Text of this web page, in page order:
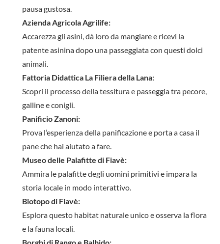
pausa gustosa.
Azienda Agricola Agrilife:
Accarezza gli asini, dà loro da mangiare e ricevi la
patente asinina dopo una passeggiata con questi dolci
animali.
Fattoria Didattica La Filiera della Lana:
Scopri il processo della tessitura e passeggia tra pecore,
galline e conigli.
Panificio Zanoni:
Prova l’esperienza della panificazione e porta a casa il
pane che hai aiutato a fare.
Museo delle Palafitte di Fiavè:
Ammira le palafitte degli uomini primitivi e impara la
storia locale in modo interattivo.
Biotopo di Fiavè:
Esplora questo habitat naturale unico e osserva la flora
e la fauna locali.